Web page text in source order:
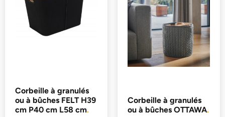
Corbeille à granulés
ou à bûches FELT H39
cm P40 cm L58 cm.
Corbeille à granulés
ou à bûches OTTAWA.